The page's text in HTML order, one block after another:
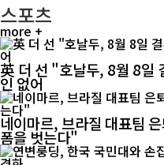
스포츠
more +
英 더 선 "호날두, 8월 8일
인 없어
네이마르, 브라질 대표팀
폼을 벗는다"